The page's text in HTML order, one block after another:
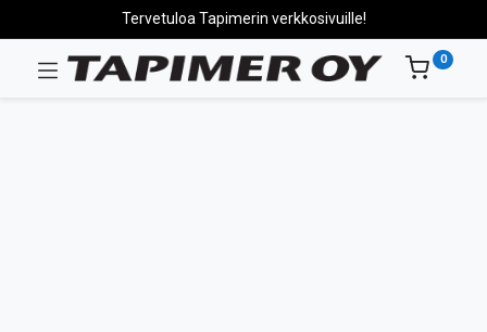
Tervetuloa Tapimerin verkkosivuille!
0